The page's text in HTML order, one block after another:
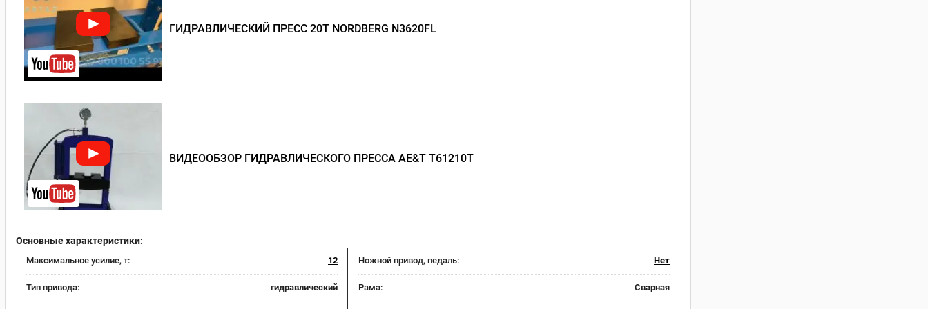
ГИДРАВЛИЧЕСКИЙ ПРЕСС 20Т NORDBERG N3620FL
ВИДЕООБЗОР ГИДРАВЛИЧЕСКОГО ПРЕССА AE&T T61210T
Основные характеристики:
Максимальное усилие, т: 12 Ножной привод, педаль: Нет
Тип привода: гидравлический Рама: Сварная